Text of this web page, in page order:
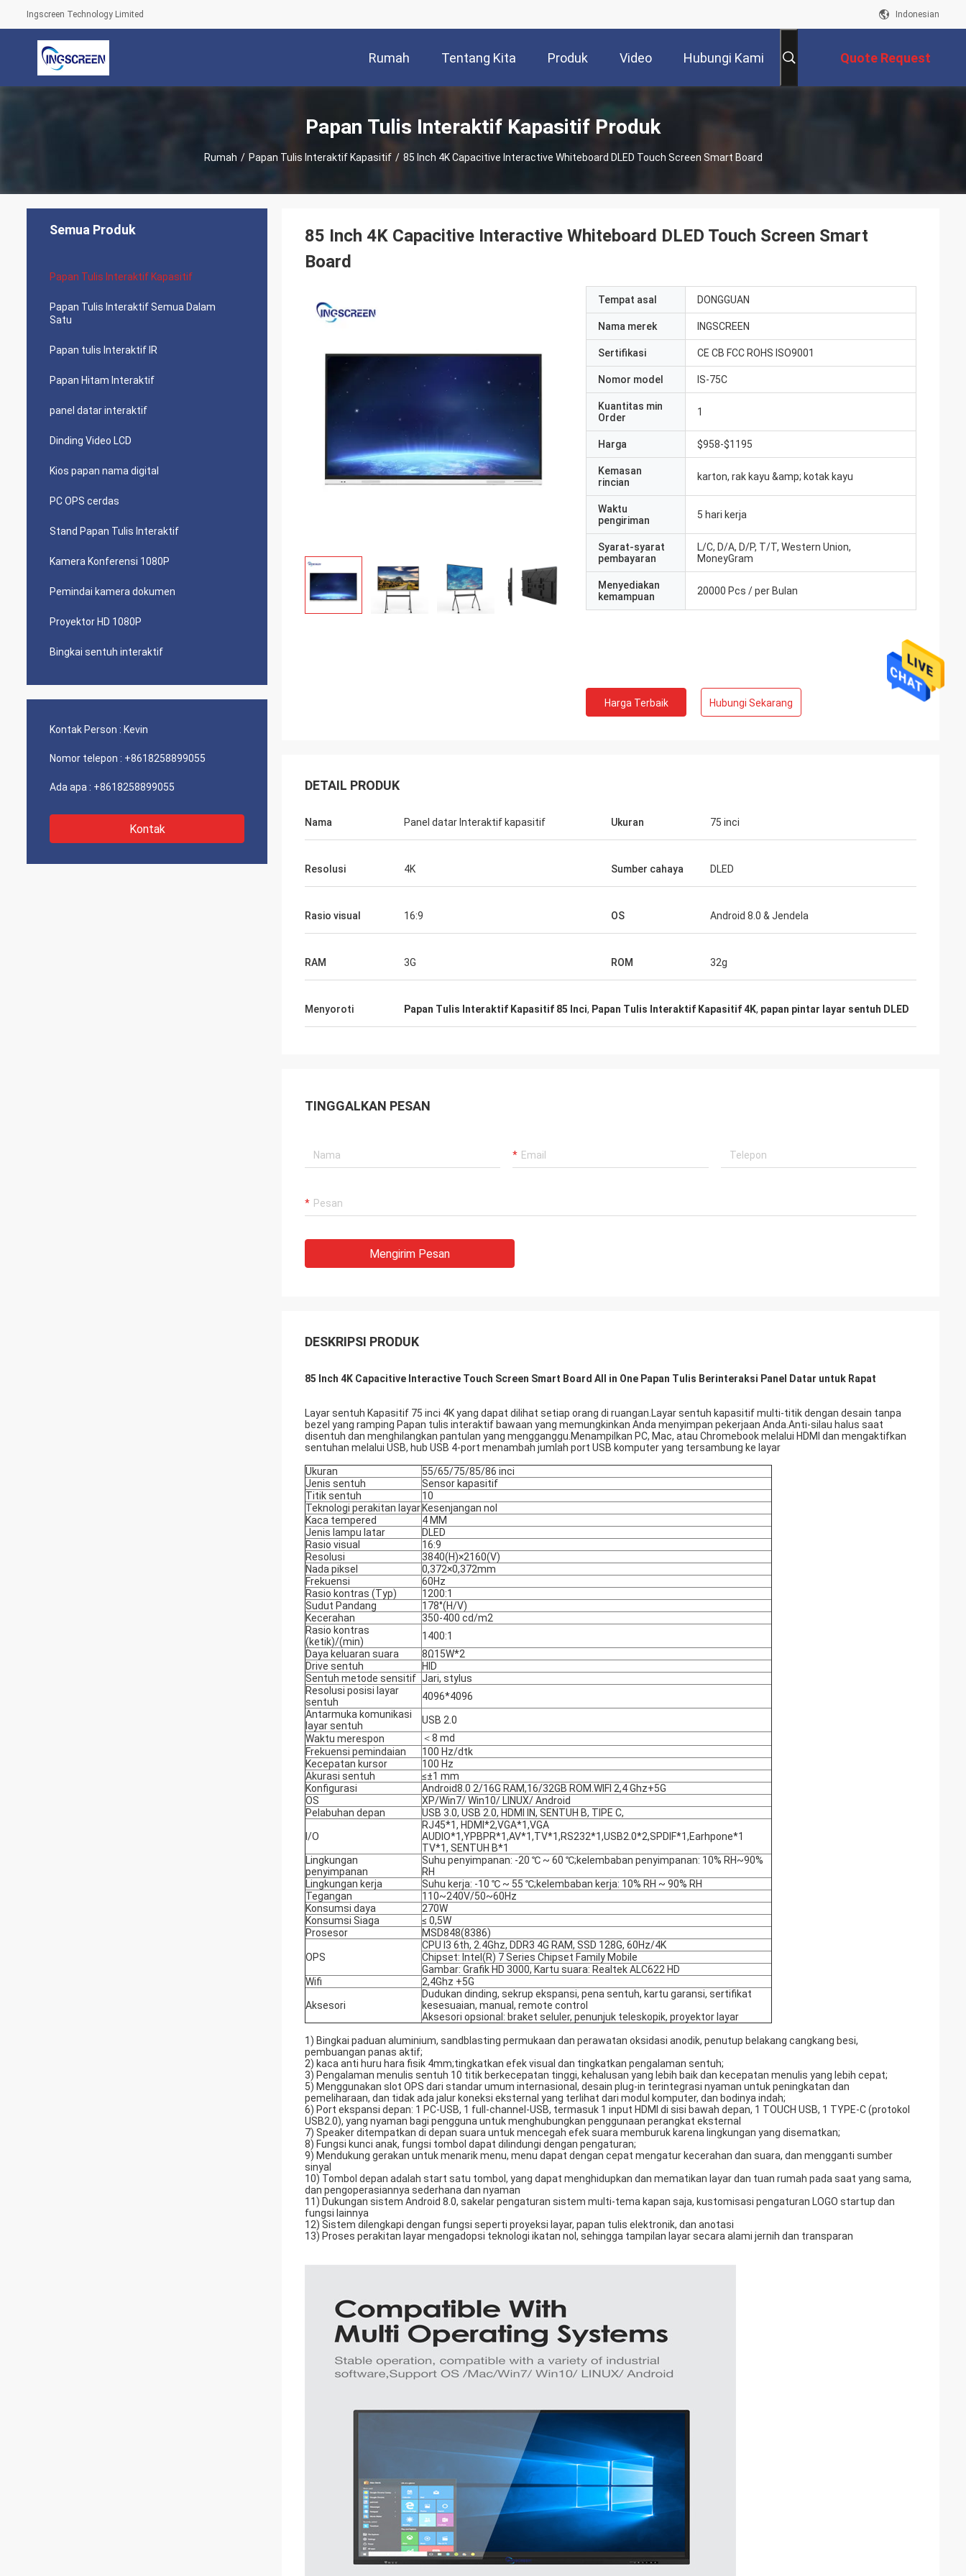
Ingscreen Technology Limited Indonesian
Rumah Tentang Kita Produk Video Hubungi Kami Quote Request
Papan Tulis Interaktif Kapasitif Produk
Rumah / Papan Tulis Interaktif Kapasitif / 85 Inch 4K Capacitive Interactive Whiteboard DLED Touch Screen Smart Board
Semua Produk
Papan Tulis Interaktif Kapasitif
Papan Tulis Interaktif Semua Dalam
Satu
Papan tulis Interaktif IR
Papan Hitam Interaktif
panel datar interaktif
Dinding Video LCD
Kios papan nama digital
PC OPS cerdas
Stand Papan Tulis Interaktif
Kamera Konferensi 1080P
Pemindai kamera dokumen
Proyektor HD 1080P
Bingkai sentuh interaktif
Kontak Person : Kevin
Nomor telepon : +8618258899055
Ada apa : +8618258899055
Kontak
85 Inch 4K Capacitive Interactive Whiteboard DLED Touch Screen Smart
Board
Tempat asal DONGGUAN
Nama merek INGSCREEN
Sertifikasi CE CB FCC ROHS ISO9001
Nomor model IS-75C
Kuantitas min
Order
1
Harga $958-$1195
Kemasan
rincian
karton, rak kayu &amp; kotak kayu
Waktu
pengiriman
5 hari kerja
Syarat-syarat
pembayaran
L/C, D/A, D/P, T/T, Western Union,
MoneyGram
Menyediakan
kemampuan
20000 Pcs / per Bulan
Harga Terbaik Hubungi Sekarang
DETAIL PRODUK
Nama Panel datar Interaktif kapasitif Ukuran 75 inci
Resolusi 4K Sumber cahaya DLED
Rasio visual 16:9 OS Android 8.0 & Jendela
RAM 3G ROM 32g
Menyoroti Papan Tulis Interaktif Kapasitif 85 Inci, Papan Tulis Interaktif Kapasitif 4K, papan pintar layar sentuh DLED
TINGGALKAN PESAN
Mengirim Pesan
DESKRIPSI PRODUK
85 Inch 4K Capacitive Interactive Touch Screen Smart Board All in One Papan Tulis Berinteraksi Panel Datar untuk Rapat
Layar sentuh Kapasitif 75 inci 4K yang dapat dilihat setiap orang di ruangan.Layar sentuh kapasitif multi-titik dengan desain tanpa
bezel yang ramping Papan tulis interaktif bawaan yang memungkinkan Anda menyimpan pekerjaan Anda.Anti-silau halus saat
disentuh dan menghilangkan pantulan yang mengganggu.Menampilkan PC, Mac, atau Chromebook melalui HDMI dan mengaktifkan
sentuhan melalui USB, hub USB 4-port menambah jumlah port USB komputer yang tersambung ke layar
Ukuran
55/65/75/85/86 inci
Jenis sentuh
Sensor kapasitif
Titik sentuh
10
Teknologi perakitan layar Kesenjangan nol
Kaca tempered
4 MM
Jenis lampu latar
DLED
Rasio visual
16:9
Resolusi
3840(H)×2160(V)
Nada piksel
0,372×0,372mm
Frekuensi
60Hz
Rasio kontras (Typ)
1200:1
Sudut Pandang
178°(H/V)
Kecerahan
350-400 cd/m2
Rasio kontras
(ketik)/(min)
1400:1
Daya keluaran suara
8Ω15W*2
Drive sentuh
HID
Sentuh metode sensitif Jari, stylus
Resolusi posisi layar
sentuh
4096*4096
Antarmuka komunikasi
layar sentuh
USB 2.0
Waktu merespon
＜8 md
Frekuensi pemindaian
100 Hz/dtk
Kecepatan kursor
100 Hz
Akurasi sentuh
≤±1 mm
Konfigurasi
Android8.0 2/16G RAM,16/32GB ROM.WIFI 2,4 Ghz+5G
OS
XP/Win7/ Win10/ LINUX/ Android
Pelabuhan depan
USB 3.0, USB 2.0, HDMI IN, SENTUH B, TIPE C,
I/O
RJ45*1, HDMI*2,VGA*1,VGA
AUDIO*1,YPBPR*1,AV*1,TV*1,RS232*1,USB2.0*2,SPDIF*1,Earhpone*1
TV*1, SENTUH B*1
Lingkungan
penyimpanan
Suhu penyimpanan: -20 ℃ ~ 60 ℃;kelembaban penyimpanan: 10% RH~90%
RH
Lingkungan kerja
Suhu kerja: -10 ℃ ~ 55 ℃;kelembaban kerja: 10% RH ~ 90% RH
Tegangan
110~240V/50~60Hz
Konsumsi daya
270W
Konsumsi Siaga
≤ 0,5W
Prosesor
MSD848(8386)
OPS
CPU I3 6th, 2.4Ghz, DDR3 4G RAM, SSD 128G, 60Hz/4K
Chipset: Intel(R) 7 Series Chipset Family Mobile
Gambar: Grafik HD 3000, Kartu suara: Realtek ALC622 HD
Wifi
2,4Ghz +5G
Aksesori
Dudukan dinding, sekrup ekspansi, pena sentuh, kartu garansi, sertifikat
kesesuaian, manual, remote control
Aksesori opsional: braket seluler, penunjuk teleskopik, proyektor layar
1) Bingkai paduan aluminium, sandblasting permukaan dan perawatan oksidasi anodik, penutup belakang cangkang besi,
pembuangan panas aktif;
2) kaca anti huru hara fisik 4mm;tingkatkan efek visual dan tingkatkan pengalaman sentuh;
3) Pengalaman menulis sentuh 10 titik berkecepatan tinggi, kehalusan yang lebih baik dan kecepatan menulis yang lebih cepat;
5) Menggunakan slot OPS dari standar umum internasional, desain plug-in terintegrasi nyaman untuk peningkatan dan
pemeliharaan, dan tidak ada jalur koneksi eksternal yang terlihat dari modul komputer, dan bodinya indah;
6) Port ekspansi depan: 1 PC-USB, 1 full-channel-USB, termasuk 1 input HDMI di sisi bawah depan, 1 TOUCH USB, 1 TYPE-C (protokol
USB2.0), yang nyaman bagi pengguna untuk menghubungkan penggunaan perangkat eksternal
7) Speaker ditempatkan di depan suara untuk mencegah efek suara memburuk karena lingkungan yang disematkan;
8) Fungsi kunci anak, fungsi tombol dapat dilindungi dengan pengaturan;
9) Mendukung gerakan untuk menarik menu, menu dapat dengan cepat mengatur kecerahan dan suara, dan mengganti sumber
sinyal
10) Tombol depan adalah start satu tombol, yang dapat menghidupkan dan mematikan layar dan tuan rumah pada saat yang sama,
dan pengoperasiannya sederhana dan nyaman
11) Dukungan sistem Android 8.0, sakelar pengaturan sistem multi-tema kapan saja, kustomisasi pengaturan LOGO startup dan
fungsi lainnya
12) Sistem dilengkapi dengan fungsi seperti proyeksi layar, papan tulis elektronik, dan anotasi
13) Proses perakitan layar mengadopsi teknologi ikatan nol, sehingga tampilan layar secara alami jernih dan transparan